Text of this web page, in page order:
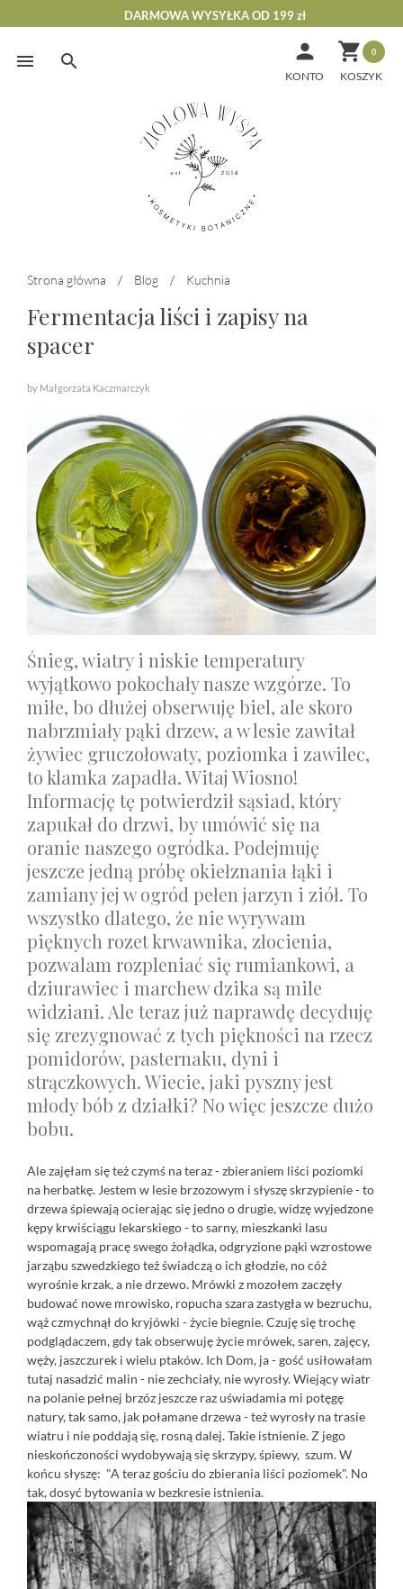
Skip
DARMOWA WYSYŁKA OD 199 zł
 0

KONTO
Strona główna / Blog / Kuchnia
Fermentacja liści i zapisy na
spacer
by Małgorzata Kaczmarczyk
Śnieg, wiatry i niskie temperatury
wyjątkowo pokochały nasze wzgórze. To
miłe, bo dłużej obserwuję biel, ale skoro
nabrzmiały pąki drzew, a w lesie zawitał
żywiec gruczołowaty, poziomka i zawilec,
to klamka zapadła. Witaj Wiosno!
Informację tę potwierdził sąsiad, który
zapukał do drzwi, by umówić się na
oranie naszego ogródka. Podejmuję
jeszcze jedną próbę okiełznania łąki i
zamiany jej w ogród pełen jarzyn i ziół. To
wszystko dlatego, że nie wyrywam
pięknych rozet krwawnika, złocienia,
pozwalam rozpleniać się rumiankowi, a
dziurawiec i marchew dzika są mile
widziani. Ale teraz już naprawdę decyduję
się zrezygnować z tych piękności na rzecz
pomidorów, pasternaku, dyni i
strączkowych. Wiecie, jaki pyszny jest
młody bób z działki? No więc jeszcze dużo
bobu.
Ale zajęłam się też czymś na teraz - zbieraniem liści poziomki
na herbatkę. Jestem w lesie brzozowym i słyszę skrzypienie - to
drzewa śpiewają ocierając się jedno o drugie, widzę wyjedzone
kępy krwiściągu lekarskiego - to sarny, mieszkanki lasu
wspomagają pracę swego żołądka, odgryzione pąki wzrostowe
jarząbu szwedzkiego też świadczą o ich głodzie, no cóż
wyrośnie krzak, a nie drzewo. Mrówki z mozołem zaczęły
budować nowe mrowisko, ropucha szara zastygła w bezruchu,
wąż czmychnął do kryjówki - życie biegnie. Czuję się trochę
podglądaczem, gdy tak obserwuję życie mrówek, saren, zajęcy,
węży, jaszczurek i wielu ptaków. Ich Dom, ja - gość usiłowałam
tutaj nasadzić malin - nie zechciały, nie wyrosły. Wiejący wiatr
na polanie pełnej brzóz jeszcze raz uświadamia mi potęgę
natury, tak samo, jak połamane drzewa - też wyrosły na trasie
wiatru i nie poddają się, rosną dalej. Takie istnienie. Z jego
nieskończoności wydobywają się skrzypy, śpiewy, szum. W
końcu słyszę: "A teraz gościu do zbierania liści poziomek". No
tak, dosyć bytowania w bezkresie istnienia.